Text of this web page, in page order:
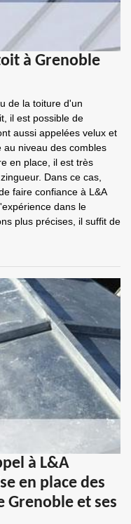
à Grenoble
de la toiture d'un
il est possible de
aussi appelées velux et
niveau des combles
en place, il est très
Dans ce cas,
faire confiance à L&A
dans le
plus précises, il suffit de
à L&A
en place des
Grenoble et ses